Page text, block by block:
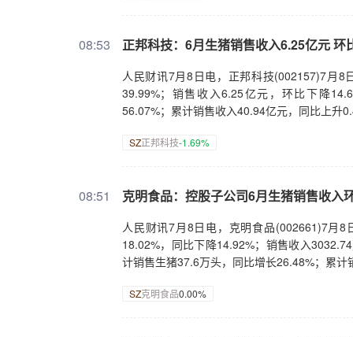
08:53 正邦科技：6月生猪销售收入6.25亿元 环
人民财讯7月8日电，正邦科技(002157)7月8
39.99%；销售收入6.25亿元，环比下降
56.07%；累计销售收入40.94亿元，同比上升
SZ正邦科技-1.69%
08:51 克明食品：控股子公司6月生猪销售收入
人民财讯7月8日电，克明食品(002661)7月
18.02%，同比下降14.92%；销售收入
计销售生猪37.6万头，同比增长26.48%；累
SZ克明食品0.00%